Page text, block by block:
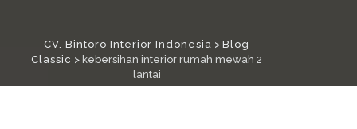
CV. Bintoro Interior Indonesia > Blog
Classic > kebersihan interior rumah mewah 2
lantai